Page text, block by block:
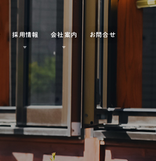
採用情報 会社案内 お問合せ